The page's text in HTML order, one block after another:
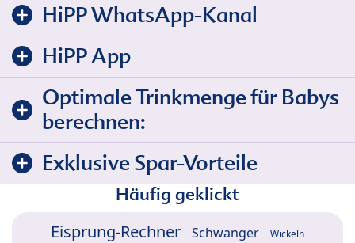
HiPP WhatsApp-Kanal
HiPP App
Optimale Trinkmenge für Babys
berechnen:
Exklusive Spar-Vorteile
Häufig geklickt
Eisprung-Rechner Schwanger Wickeln